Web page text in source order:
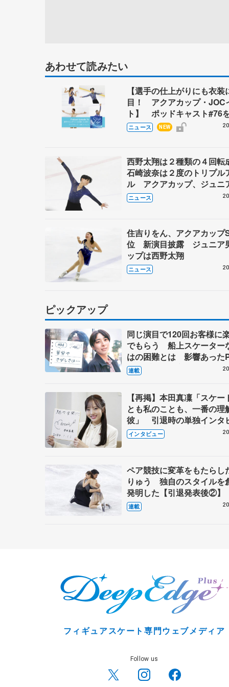
あわせて読みたい
【選手の仕上がりにも衣装
目！ アクアカップ・JOC
ト】 ポッドキャスト#76
ニュース NEW
西野太翔は２種類の４回
石崎波奈は２度のトリプル
ル アクアカップ、ジュニ
フリー
ニュース
住吉りをん、アクアカップ
位 新演目披露 ジュニア
ップは西野太翔
ニュース
ピックアップ
同じ演目で120回お客様に
でもらう 船上スケーター
はの困難とは 影響あった
キャプテン松永さんの存在
連載
【再掲】本田真凜「スケー
とも私のことも、一番の理
彼」 引退時の単独インタ
で語った競技人生や家族、
これからの夢…
インタビュー
ペア競技に変革をもたらし
りゅう 独自のスタイルを
発明した【引退発表後②】
連載
フィギュアスケート専門ウェブメディア
Follow us